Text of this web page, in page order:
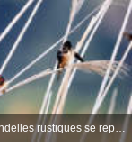
Hirondelles rustiques se reposant ensemble